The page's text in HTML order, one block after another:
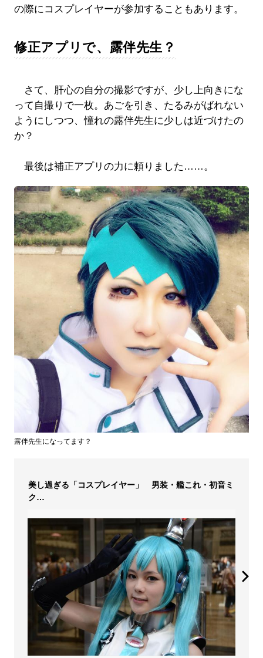
の際にコスプレイヤーが参加することもあります。
修正アプリで、露伴先生？
さて、肝心の自分の撮影ですが、少し上向きにな
って自撮りで一枚。あごを引き、たるみがばれない
ようにしつつ、憧れの露伴先生に少しは近づけたの
か？
最後は補正アプリの力に頼りました……。
露伴先生になってます？
美し過ぎる「コスプレイヤー」 男装・艦これ・初音ミ
ク…